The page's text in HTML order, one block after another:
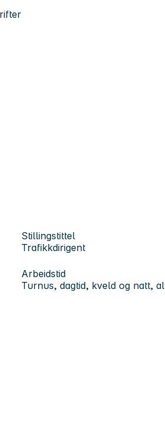
Stillingstittel
Trafikkdirigent
Arbeidstid
Turnus, dagtid, kveld og natt,